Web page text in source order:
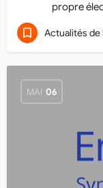
propre
Actualités de
MAI 06